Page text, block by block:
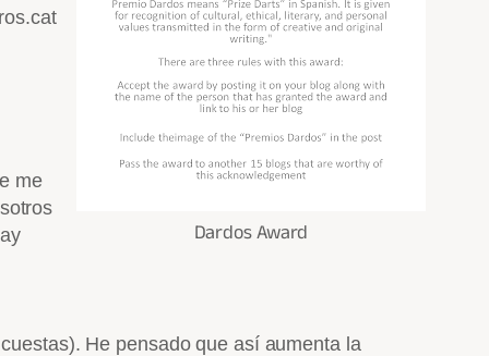
Dardos Award
me
He pensado que así aumenta la